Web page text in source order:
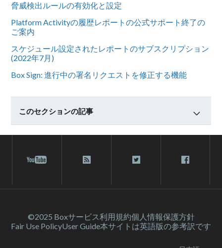
脅威検出ルールの有効化と設定
Platform Activityの履歴レポートの公式サポート終了の
ご案内
スケジュール設定されたレポートのサブスクリプション
(2022年7月)
Box Sign: 進行中の署名リクエストを修正する機能
このセクションの記事
©2025 Boxサービス利⽤規約個人情報保護方針
Fair Use PolicyUser Guide本サイトは英語版の参考訳です